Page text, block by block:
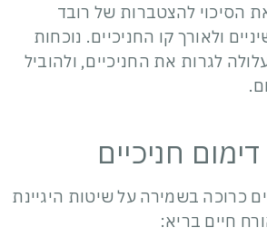
הסיכוי להצטברות של רובד
ולאורך קו החניכיים. נוכחות
לגרות את החניכיים, ולהוביל
חניכיים
כרוכה בשמירה על שיטות היגיינת
חיים בריא: